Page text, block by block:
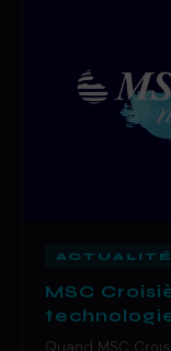
MSC
Quand MSC